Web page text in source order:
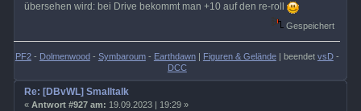
übersehen wird: bei Drive bekommt man +10 auf den re-roll
Gespeichert
PF2- Dolmenwood- Symbaroum- Earthdawn| Figuren & Gelände| beendet vsD-
DCC
Re: [DBvWL] Smalltalk
« Antwort #927 am: 19.09.2023 | 19:29 »